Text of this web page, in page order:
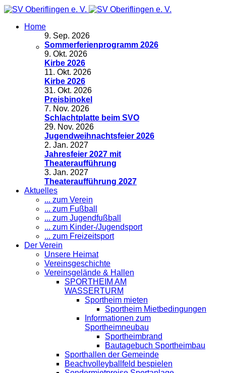
Home
9. Sep. 2026
Sommerferienprogramm 2026
9. Okt. 2026
Kirbe 2026
11. Okt. 2026
Kirbe 2026
31. Okt. 2026
Preisbinokel
7. Nov. 2026
Schlachtplatte beim SVO
29. Nov. 2026
Jugendweihnachtsfeier 2026
2. Jan. 2027
Jahresfeier 2027 mit
Theateraufführung
3. Jan. 2027
Theateraufführung 2027
Aktuelles
... zum Verein
... zum Fußball
... zum Jugendfußball
... zum Kinder-/Jugendsport
... zum Freizeitsport
Der Verein
Unsere Heimat
Vereinsgeschichte
Vereinsgelände & Hallen
SPORTHEIM AM
WASSERTURM
Sportheim mieten
Sportheim Mietbedingungen
Informationen zum
Sportheimneubau
Sportheimbrand
Bautagebuch Sportheimbau
Sporthallen der Gemeinde
Beachvolleyballfeld bespielen